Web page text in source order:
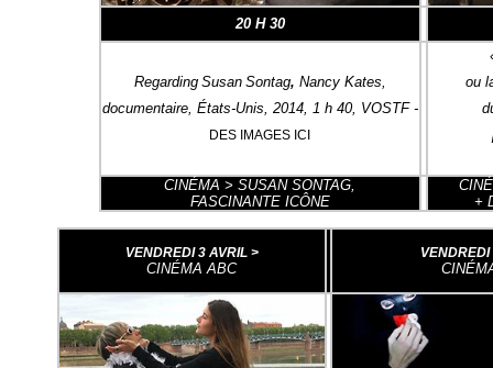
20 H 30
Regarding Susan Sontag, Nancy Kates,
documentaire, États-Unis, 2014, 1 h 40, VOSTF -
DES IMAGES ICI
ou
CINÉMA > SUSAN SONTAG,
FASCINANTE ICÔNE
+
VENDREDI 3 AVRIL >
CINÉMA ABC
VENDREDI